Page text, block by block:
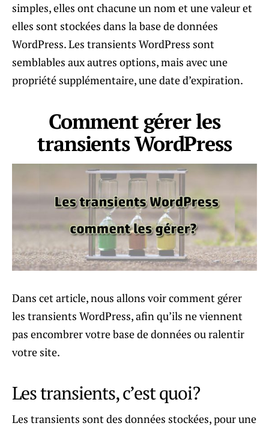
simples, elles ont chacune un nom et une valeur et
elles sont stockées dans la base de données
WordPress. Les transients WordPress sont
semblables aux autres options, mais avec une
propriété supplémentaire, une date d’expiration.
Comment gérer les
transients WordPress
Dans cet article, nous allons voir comment gérer
les transients WordPress, afin qu’ils ne viennent
pas encombrer votre base de données ou ralentir
votre site.
Les transients, c’est quoi?
Les transients sont des données stockées, pour une